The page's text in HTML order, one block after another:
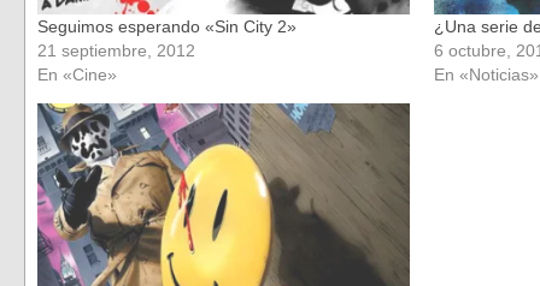
Seguimos esperando «Sin City 2»
21 septiembre, 2012
En «Cine»
¿Una serie
6 octubre,
En «Noticias»